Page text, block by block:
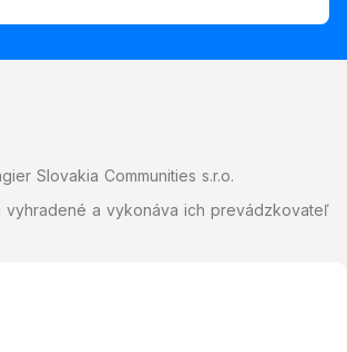
Slovakia Communities s.r.o.
vyhradené a vykonáva ich prevádzkovateľ